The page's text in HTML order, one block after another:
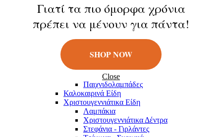
Κούκλες
Φιγούρες
Παιχνίδια Εξωτερικού Χώρου
Μπάλες
Πατίνια
Εποχιακά Είδη
Πασχαλινά Είδη
Λαμπάδες
Παιχνιδολαμπάδες
Καλοκαιρινά Eίδη
Χριστουγεννιάτικα Είδη
Λαμπάκια
Χριστουγεννιάτικα Δέντρα
Στεφάνια - Γιρλάντες
Γιατί τα πιο όμορφα χρόνια
πρέπει να μένουν για πάντα!
SHOP NOW
Close